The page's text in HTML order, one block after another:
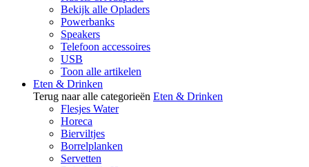
Bekijk alle Opladers
Powerbanks
Speakers
Telefoon accessoires
USB
Toon alle artikelen
Eten & Drinken
Terug naar alle categorieën Eten & Drinken
Flesjes Water
Horeca
Bierviltjes
Borrelplanken
Servetten